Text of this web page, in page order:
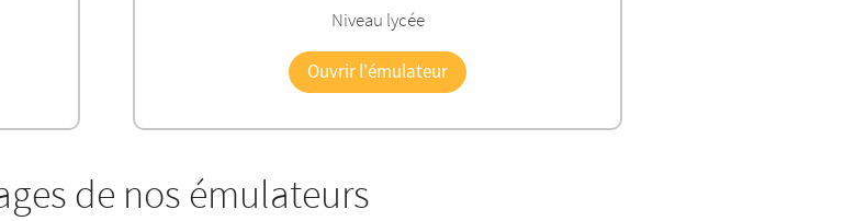
Niveau lycée
Ouvrir l'émulateur
de nos émulateurs